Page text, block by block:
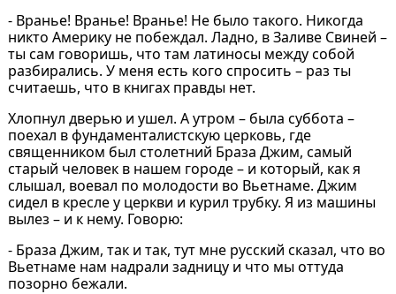
- Вранье! Вранье! Вранье! Не было такого. Никогда
никто Америку не побеждал. Ладно, в Заливе Свиней –
ты сам говоришь, что там латиносы между собой
разбирались. У меня есть кого спросить – раз ты
считаешь, что в книгах правды нет.
Хлопнул дверью и ушел. А утром – была суббота –
поехал в фундаменталистскую церковь, где
священником был столетний Браза Джим, самый
старый человек в нашем городе – и который, как я
слышал, воевал по молодости во Вьетнаме. Джим
сидел в кресле у церкви и курил трубку. Я из машины
вылез – и к нему. Говорю:
- Браза Джим, так и так, тут мне русский сказал, что во
Вьетнаме нам надрали задницу и что мы оттуда
позорно бежали.